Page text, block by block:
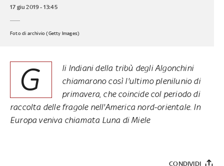
17 giu 2019 - 13:45
Foto di archivio (Getty Images)
G
li Indiani della tribù degli Algonchini
chiamarono così l'ultimo plenilunio di
primavera, che coincide col periodo di
raccolta delle fragole nell'America nord-orientale. In
Europa veniva chiamata Luna di Miele
CONDIVIDI